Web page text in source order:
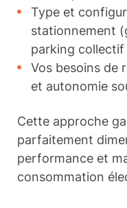
Type et
stationnement
parking
Vos besoins de
et autonomie
Cette approche
parfaitement
performance et
consommation